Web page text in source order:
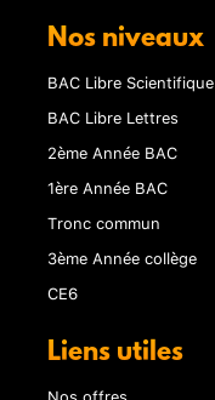
Nos niveaux
BAC Libre Scientifique
BAC Libre Lettres
2ème Année BAC
1ère Année BAC
Tronc commun
3ème Année collège
CE6
Liens utiles